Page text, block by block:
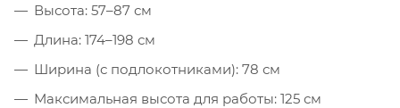
Высота: 57–87 см
Длина: 174–198 см
Ширина (с подлокотниками): 78 см
Максимальная высота для работы: 125 см